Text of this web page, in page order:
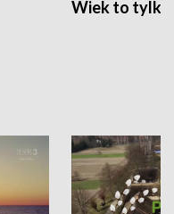
Wiek to tylko